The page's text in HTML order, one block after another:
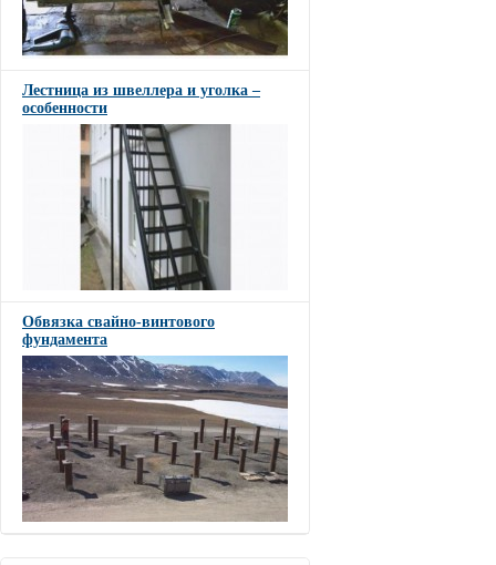
Лестница из швеллера и уголка –
особенности
Обвязка свайно-винтового
фундамента